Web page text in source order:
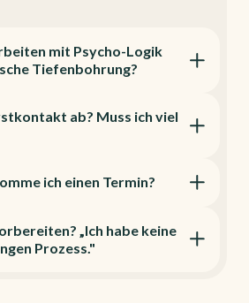
mit Psycho-Logik
Tiefenbohrung?
ab? Muss ich viel
ich einen Termin?
„Ich habe keine
Prozess."